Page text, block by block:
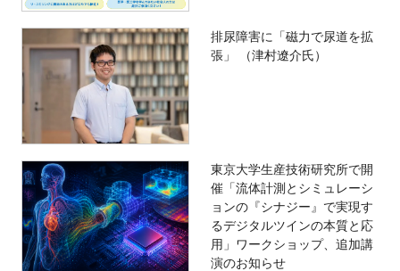
排尿障害に「磁力で尿道を拡
張」 （津村遼介氏）
東京大学生産技術研究所で開
催「流体計測とシミュレーシ
ョンの『シナジー』で実現す
るデジタルツインの本質と応
用」ワークショップ、追加講
演のお知らせ